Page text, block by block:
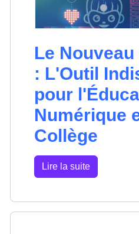
Le
: L'Outil
pour
Numérique
Collège
Lire la suite